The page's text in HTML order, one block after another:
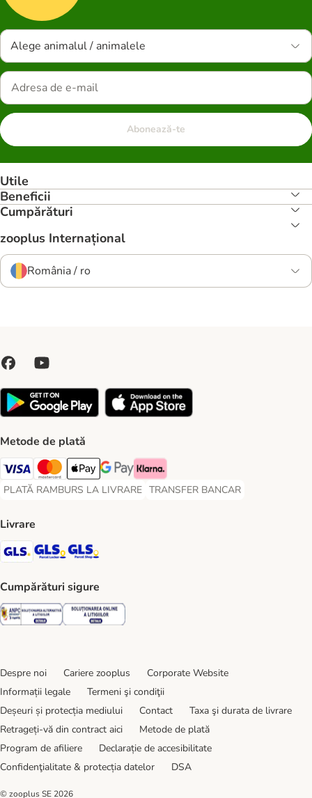
Alege animalul / animalele
Abonează-te
Utile
Beneficii
Cumpărături
zooplus Internațional
România / ro
Metode de plată
Visa Payment Method
Master Card Payment Method
Apple Pay Payment Method
Google Pay Payment Method
Klarna Payment Method
PLATĂ RAMBURS LA LIVRARE
PLATĂ RAMBURS LA LIVRARE Payment Method
TRANSFER BANCAR
TRANSFER BANCAR Payment
Livrare
GLS Shipping Method
GLS Locker Shipping Method
Cumpărături sigure
Security Security
Despre noi Cariere zooplus
Corporate Website
Informații legale
Termeni şi condiţii
Deșeuri și protecția mediului
Contact
Taxa şi durata de livrare
Retrageți-vă din contract aici
Metode de plată
Program de afiliere
Declarație de accesibilitate
Confidenţialitate & protecția datelor
DSA
© zooplus SE 2026